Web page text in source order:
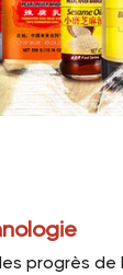
progrès